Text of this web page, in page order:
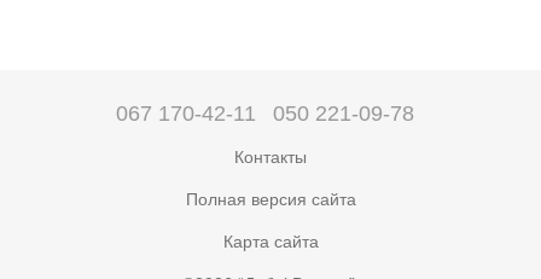
067 170-42-11 050 221-09-78
Контакты
Полная версия сайта
Карта сайта